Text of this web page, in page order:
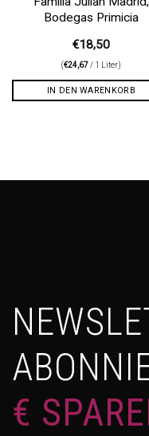
Bodegas Primicia
€18,50
(€24,67/ 1 Liter)
IN DEN WARENKORB
€